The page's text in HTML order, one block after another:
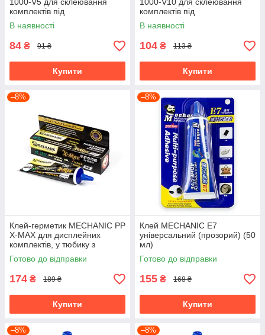
комплектів під
ультрафіолетом (5 мл)
В наявності
84 ₴ 91 ₴
Купити
комплектів під
ультрафіолетом (10 мл)
В наявності
104 ₴ 113 ₴
Купити
–8%
Клей-герметик MECHANIC PP
X-MAX для дисплейних
комплектів, у тюбику з
дозатором (чорний) (50 мл)
Готово до відправки
174 ₴ 189 ₴
Купити
–8%
Клей MECHANIC E7
універсальний (прозорий) (50
мл)
Готово до відправки
155 ₴ 168 ₴
Купити
–8% –8%